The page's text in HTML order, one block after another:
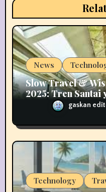
o
n
News
Slow Travel &
2025: Tren Santai
gaskan
Technology